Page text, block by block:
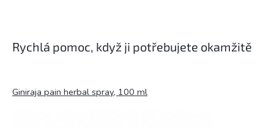
Rychlá pomoc, když ji potřebujete okamžitě
Giniraja pain herbal spray, 100 ml